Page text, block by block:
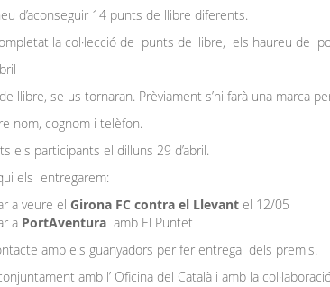
d’aconseguir 14 punts de llibre diferents.
la col·lecció de punts de llibre, els haureu de
llibre, se us tornaran. Prèviament s’hi farà una marca
nom, cognom i telèfon.
els participants el dilluns 29 d’abril.
els entregarem:
a veure el Girona FC contra el Llevantel 12/05
a PortAventura amb El Puntet
amb els guanyadors per fer entrega dels premis.
amb l’ Oficina del Català i amb la